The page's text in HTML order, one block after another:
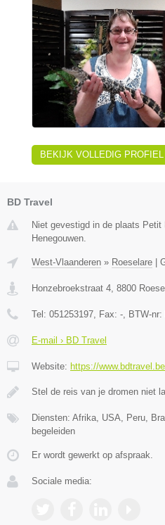
BEKIJK VOLLEDIG PROFIEL
BD Travel
Niet gevestigd in de plaats
Henegouwen.
West-Vlaanderen » Roeselare |
Honzebroekstraat 4 8800
Tel: 051253197 , Fax: - , BTW-nr:
E-mail › BD Travel
Website: https://
Stel de reis van je dromen niet
Diensten: Afrika, USA, Peru,
begeleiden
Er wordt gewerkt op afspraak.
Sociale media: